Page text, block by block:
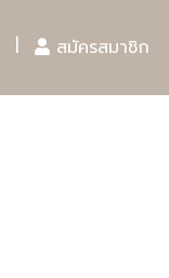
สมัครสมาชิก